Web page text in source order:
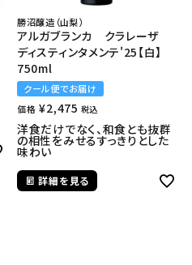
勝沼醸造（山梨）
アルガブランカ クラレーザ
ディスティンタメンテ'25【白】
750ml
クール便でお届け
価格 ¥2,475 税込
洋食だけでなく、和食とも抜群
の相性をみせるすっきりとした
味わい
詳細を見る